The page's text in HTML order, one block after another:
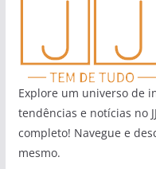
Explore um universo de
tendências e notícias no
completo! Navegue e
mesmo.